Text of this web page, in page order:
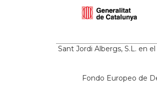
Sant Jordi Albergs, S.L. en
Fondo Europeo de